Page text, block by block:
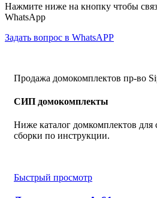
Нажмите ниже на кнопку чтобы
WhatsApp
Задать вопрос в WhatsAPP
Продажа домокомплектов пр-во
СИП домокомплекты
Ниже каталог домкомплектов для
сборки по инструкции.
Быстрый просмотр